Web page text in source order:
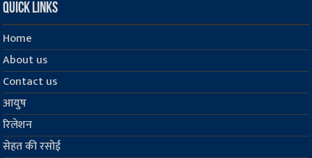
Quick Links
Home
About us
Contact us
आयुष
रिलेशन
सेहत की रसोई